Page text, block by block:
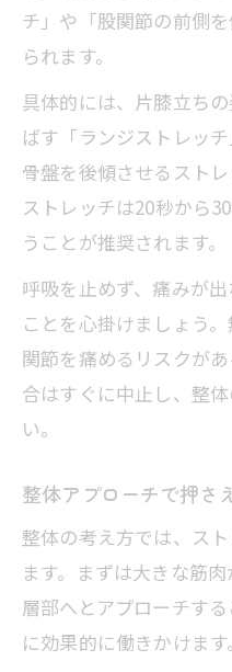
チ」や「股関節の前側
られます。
具体的には、片膝立ち
ばす「ランジストレッ
骨盤を後傾させるスト
ストレッチは20秒から
うことが推奨されます。
呼吸を止めず、痛みが
ことを心掛けましょう
関節を痛めるリスクが
合はすぐに中止し、整
い。
整体アプローチで押さ
整体の考え方では、ス
ます。まずは大きな筋
層部へとアプローチす
に効果的に働きかけます。